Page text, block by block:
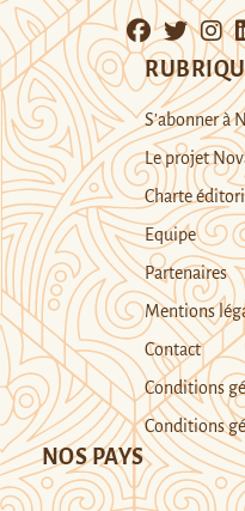
S’abonner à
Le projet
Charte
Equipe
Partenaires
Mentions
Contact
Conditions
Conditions
NOS PAYS